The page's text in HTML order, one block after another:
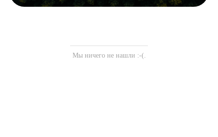
Мы ничего не нашли :-(.